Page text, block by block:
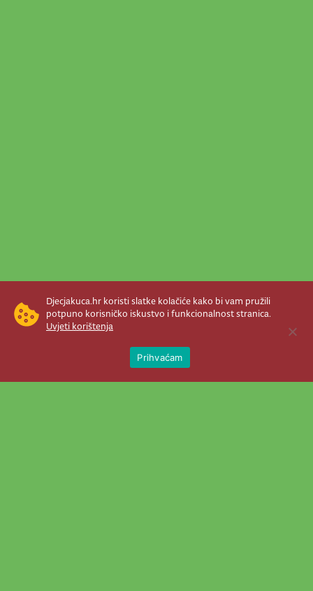
Djecjakuca.hr koristi slatke kolačiće kako bi vam pružili
potpuno korisničko iskustvo i funkcionalnost stranica.
Uvjeti korištenja
Prihvaćam